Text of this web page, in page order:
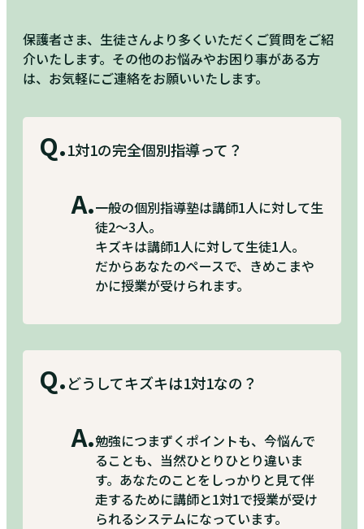
保護者さま、生徒さんより多くいただくご質問をご紹
介いたします。その他のお悩みやお困り事がある方
は、お気軽にご連絡をお願いいたします。
Q.1対1の完全個別指導って？
A.一般の個別指導塾は講師1人に対して生
徒2〜3人。
キズキは講師1人に対して生徒1人。
だからあなたのペースで、きめこまや
かに授業が受けられます。
Q.どうしてキズキは1対1なの？
A.勉強につまずくポイントも、今悩んで
ることも、当然ひとりひとり違いま
す。あなたのことをしっかりと見て伴
走するために講師と1対1で授業が受け
られるシステムになっています。